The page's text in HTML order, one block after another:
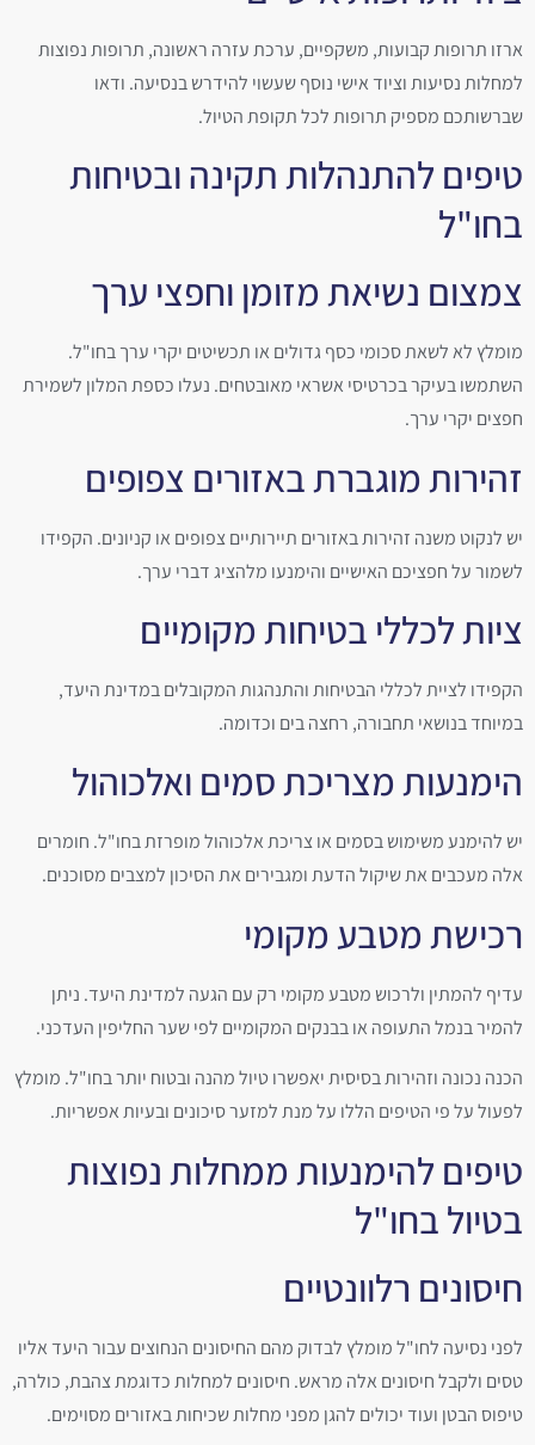
ארזו תרופות קבועות, משקפיים, ערכת עזרה ראשונה, תרופות נפוצות
למחלות נסיעות וציוד אישי נוסף שעשוי להידרש בנסיעה. ודאו
שברשותכם מספיק תרופות לכל תקופת הטיול.
טיפים להתנהלות תקינה ובטיחות
בחו"ל
צמצום נשיאת מזומן וחפצי ערך
מומלץ לא לשאת סכומי כסף גדולים או תכשיטים יקרי ערך בחו"ל.
השתמשו בעיקר בכרטיסי אשראי מאובטחים. נעלו כספת המלון לשמירת
חפצים יקרי ערך.
זהירות מוגברת באזורים צפופים
יש לנקוט משנה זהירות באזורים תיירותיים צפופים או קניונים. הקפידו
לשמור על חפציכם האישיים והימנעו מלהציג דברי ערך.
ציות לכללי בטיחות מקומיים
הקפידו לציית לכללי הבטיחות והתנהגות המקובלים במדינת היעד,
במיוחד בנושאי תחבורה, רחצה בים וכדומה.
הימנעות מצריכת סמים ואלכוהול
יש להימנע משימוש בסמים או צריכת אלכוהול מופרזת בחו"ל. חומרים
אלה מעכבים את שיקול הדעת ומגבירים את הסיכון למצבים מסוכנים.
רכישת מטבע מקומי
עדיף להמתין ולרכוש מטבע מקומי רק עם הגעה למדינת היעד. ניתן
להמיר בנמל התעופה או בבנקים המקומיים לפי שער החליפין העדכני.
הכנה נכונה וזהירות בסיסית יאפשרו טיול מהנה ובטוח יותר בחו"ל. מומלץ
לפעול על פי הטיפים הללו על מנת למזער סיכונים ובעיות אפשריות.
טיפים להימנעות ממחלות נפוצות
בטיול בחו"ל
חיסונים רלוונטיים
לפני נסיעה לחו"ל מומלץ לבדוק מהם החיסונים הנחוצים עבור היעד אליו
טסים ולקבל חיסונים אלה מראש. חיסונים למחלות כדוגמת צהבת, כולרה,
טיפוס הבטן ועוד יכולים להגן מפני מחלות שכיחות באזורים מסוימים.